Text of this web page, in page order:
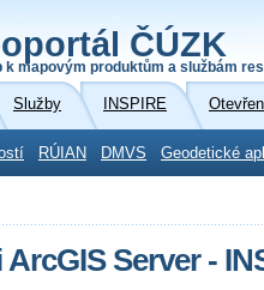
ČÚZK
k mapovým produktům a službám
Služby INSPIRE
RÚIAN DMVS Geodetické
Server -